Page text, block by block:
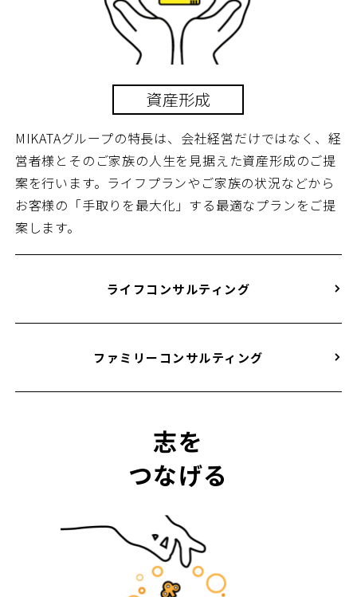
資産形成
MIKATAグループの特長は、会社経営だけではなく、経
営者様とそのご家族の人生を見据えた資産形成のご提
案を行います。ライフプランやご家族の状況などから
お客様の「手取りを最大化」する最適なプランをご提
案します。
ライフコンサルティング
ファミリーコンサルティング
志を
つなげる